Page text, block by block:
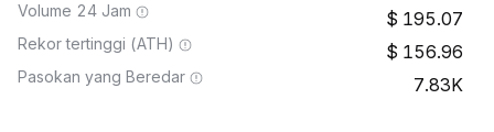
Volume 24 Jam 195.07
Rekor tertinggi (ATH) 156.96
Pasokan yang Beredar 7.83K